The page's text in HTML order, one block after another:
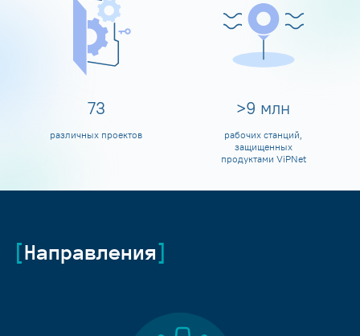
80
различных проектов
>10 млн
рабочих станций,
защищенных
продуктами ViPNet
Направления